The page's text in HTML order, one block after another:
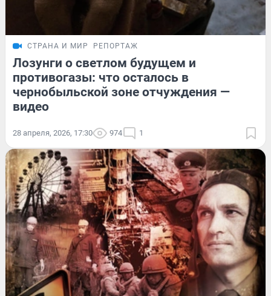
СТРАНА И МИР РЕПОРТАЖ
Лозунги о светлом будущем и
противогазы: что осталось в
чернобыльской зоне отчуждения —
видео
28 апреля, 2026, 17:30 974 1